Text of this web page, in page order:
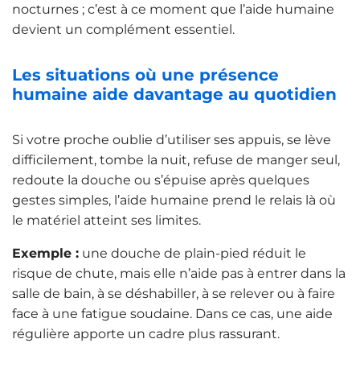
nocturnes ; c’est à ce moment que l’aide humaine
devient un complément essentiel.
Les situations où une présence
humaine aide davantage au quotidien
Si votre proche oublie d’utiliser ses appuis, se lève
difficilement, tombe la nuit, refuse de manger seul,
redoute la douche ou s’épuise après quelques
gestes simples, l’aide humaine prend le relais là où
le matériel atteint ses limites.
Exemple : une douche de plain-pied réduit le
risque de chute, mais elle n’aide pas à entrer dans la
salle de bain, à se déshabiller, à se relever ou à faire
face à une fatigue soudaine. Dans ce cas, une aide
régulière apporte un cadre plus rassurant.